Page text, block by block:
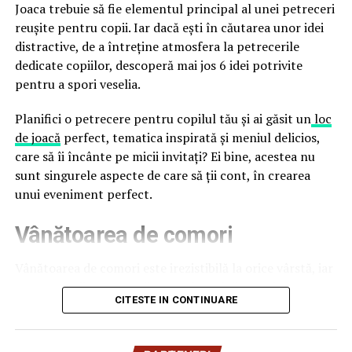
financiare. Instituția recomandă verificarea atentă a
sursei mesajelor și raportarea incidentelor la numărul
unic 1911.
Campaniile identificate în ultimele săptămâni folosesc
false de streaming, coduri QR malițioase și mesaje care
promit bilete, rambursări, premii sau acces gratuit la
meciuri. FBI a emis în luna mai un avertisment privind
site-urile care clonează platforma oficială prin
modificări minore ale denumirii domeniului, precum
a colecta date personale și bancare.
de cercetătorii în securitate, ar opera peste 300 de
pagini de phishing care reproduc ecranul de
datele de acces pot fi folosite și pentru compromiterea
Joaca trebuie să fie elementul principal al unei petreceri
reușite pentru copii. Iar dacă ești în căutarea unor idei
distractive, de a întreține atmosfera la petrecerile
dedicate copiilor, descoperă mai jos 6 idei potrivite
pentru a spori veselia.
Planifici o petrecere pentru copilul tău și ai găsit unloc
de joacăperfect, tematica inspirată și meniul delicios,
care să îi încânte pe micii invitați? Ei bine, acestea nu
sunt singurele aspecte de care să ții cont, în crearea
unui eveniment perfect.
Vânătoarea de comori
pentru copii este una dintre cele mai distractive
activități. Tot ce trebuie să faci este să ascunzi câteva
CITESTE IN CONTINUARE